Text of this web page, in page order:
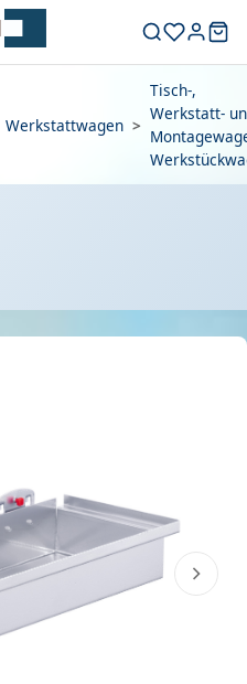
Werkstattwagen >
Tisch-,
Werkstatt-